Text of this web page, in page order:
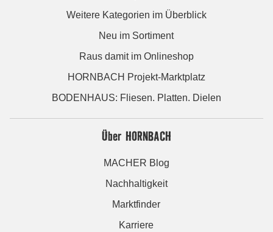
Weitere Kategorien im Überblick
Neu im Sortiment
Raus damit im Onlineshop
HORNBACH Projekt-Marktplatz
BODENHAUS: Fliesen. Platten. Dielen
Über HORNBACH
MACHER Blog
Nachhaltigkeit
Marktfinder
Karriere